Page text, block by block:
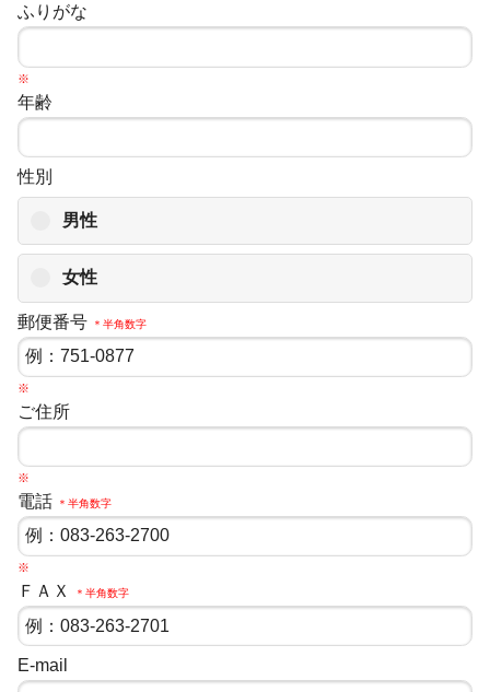
ふりがな
※
年齢
性別
男性
女性
郵便番号 ＊半角数字
※
ご住所
※
電話 ＊半角数字
※
ＦＡＸ ＊半角数字
E-mail